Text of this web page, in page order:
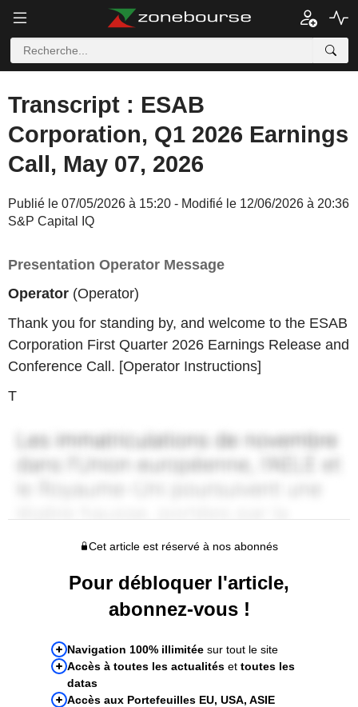
Transcript : ESAB
Corporation, Q1 2026 Earnings
Call, May 07, 2026
Publié le 07/05/2026 à 15:20 - Modifié le 12/06/2026 à 20:36
S&P Capital IQ
Presentation Operator Message
Operator (Operator)
Thank you for standing by, and welcome to the ESAB
Corporation First Quarter 2026 Earnings Release and
Conference Call. [Operator Instructions]
T
Cet article est réservé à nos abonnés
Pour débloquer l'article,
abonnez-vous !
Navigation 100% illimitée sur tout le site
Accès à toutes les actualités et toutes les
datas
Accès aux Portefeuilles EU, USA, ASIE